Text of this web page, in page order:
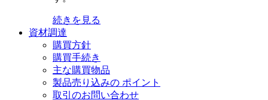
続きを見る
資材調達
購買方針
購買手続き
主な購買物品
製品売り込みの ポイント
取引のお問い合わせ